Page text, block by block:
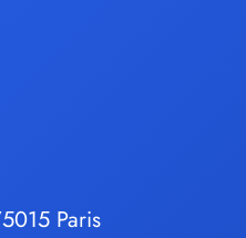
Paris